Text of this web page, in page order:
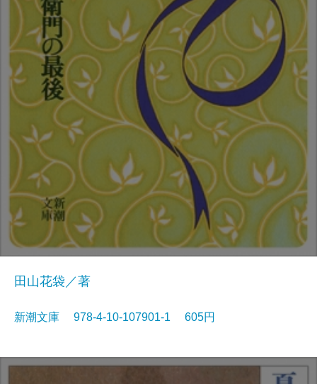
田山花袋／著
新潮文庫 978-4-10-107901-1 605円